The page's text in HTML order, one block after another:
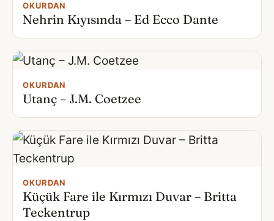
OKURDAN
Nehrin Kıyısında – Ed Ecco Dante
OKURDAN
Utanç – J.M. Coetzee
OKURDAN
Küçük Fare ile Kırmızı Duvar – Britta
Teckentrup